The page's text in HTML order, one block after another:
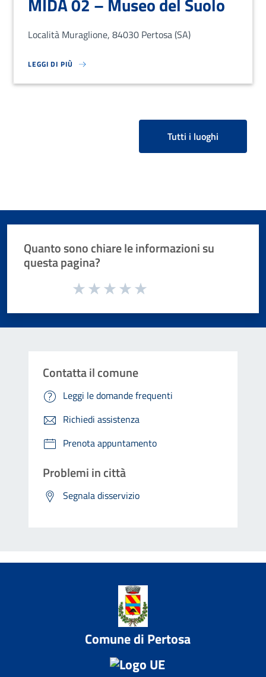
Località Muraglione, 84030 Pertosa (SA)
LEGGI DI PIÙ
SU LOREM IPSUM DOLOR SIT AMET, CONSECTETUR ADIPISCING
Tutti i luoghi
Quanto sono chiare le informazioni su
questa pagina?
Valuta da 1 a 5 stelle la pagina
Contatta il comune
Leggi le domande frequenti
Richiedi assistenza
Prenota appuntamento
Problemi in città
Segnala disservizio
Comune di Pertosa